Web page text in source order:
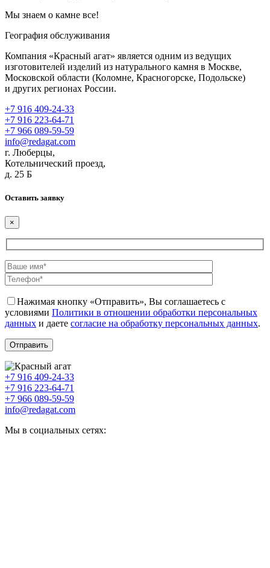
Мы знаем о камне все!
География обслуживания
Компания «Красный агат» является одним из ведущих
изготовителей изделий из натурального камня в Москве,
Московской области (Коломне, Красногорске, Подольске)
и других регионах России.
+7 916 409-24-33
+7 916 223-64-71
+7 966 089-59-59
info@redagat.com
г. Люберцы,
Котельнический проезд,
д. 25 Б
Оставить заявку
×
Нажимая кнопку «Отправить», Вы соглашаетесь с
условиями Политики в отношении обработки персональных
данных и даете согласие на обработку персональных данных.
+7 916 409-24-33
+7 916 223-64-71
+7 966 089-59-59
info@redagat.com
Мы в социальных сетях: